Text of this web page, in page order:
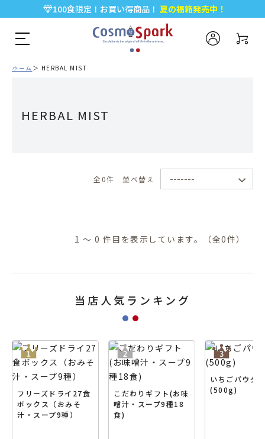
100食限定！お買い得商品！ 夏の福箱発売中！
5,000円以上のお買い物で全国一律送料無料♪
新規会員登録で今すぐ使える500ポイント プレゼント！
ホーム HERBAL MIST
HERBAL MIST
全0件 並べ替え
1 ～ 0 件目を表示しています。（全0件）
当店人気ランキング
フリーズドライ27食
ボックス（おみそ
汁・スープ9種）
こだわりギフト(お味
噌汁・スープ9種18
食)
いちごパウダ
(500g)